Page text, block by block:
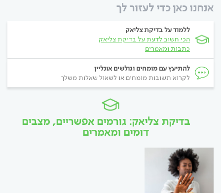
אנחנו כאן כדי לעזור לך
ללמוד על בדיקת צליאק
הכי חשוב לדעת על בדיקת צליאק
כתבות ומאמרים
להתיעץ עם מומחים וגולשים אונליין
לקרוא תשובות מומחים או לשאול שאלות משלך
בדיקת צליאק: גורמים אפשריים, מצבים
דומים ומאמרים